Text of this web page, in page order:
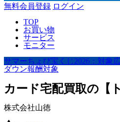
無料会員登録 ログイン
TOP
お買い物
サービス
モニター
サマーちょび宝くじ2026：対象
ダウン報酬対象
カード宅配買取の【
株式会社山徳